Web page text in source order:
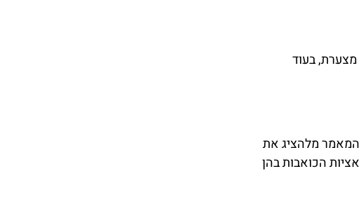
בעוד
מלהציג את
הכואבות בהן